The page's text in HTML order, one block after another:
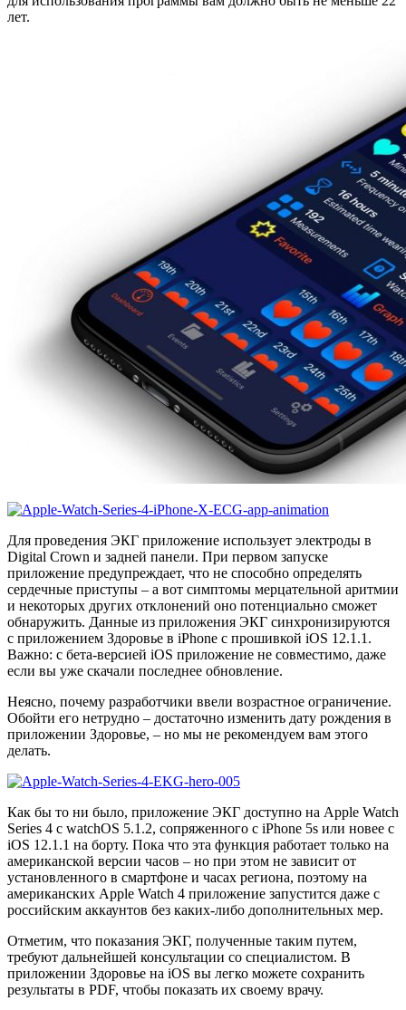
лет.
Для проведения ЭКГ приложение использует электроды в
Digital Crown и задней панели. При первом запуске
приложение предупреждает, что не способно определять
сердечные приступы – а вот симптомы мерцательной аритмии
и некоторых других отклонений оно потенциально сможет
обнаружить. Данные из приложения ЭКГ синхронизируются
с приложением Здоровье в iPhone с прошивкой iOS 12.1.1.
Важно: с бета-версией iOS приложение не совместимо, даже
если вы уже скачали последнее обновление.
Неясно, почему разработчики ввели возрастное ограничение.
Обойти его нетрудно – достаточно изменить дату рождения в
приложении Здоровье, – но мы не рекомендуем вам этого
делать.
Как бы то ни было, приложение ЭКГ доступно на Apple Watch
Series 4 с watchOS 5.1.2, сопряженного с iPhone 5s или новее с
iOS 12.1.1 на борту. Пока что эта функция работает только на
американской версии часов – но при этом не зависит от
установленного в смартфоне и часах региона, поэтому на
американских Apple Watch 4 приложение запустится даже с
российским аккаунтов без каких-либо дополнительных мер.
Отметим, что показания ЭКГ, полученные таким путем,
требуют дальнейшей консультации со специалистом. В
приложении Здоровье на iOS вы легко можете сохранить
результаты в PDF, чтобы показать их своему врачу.